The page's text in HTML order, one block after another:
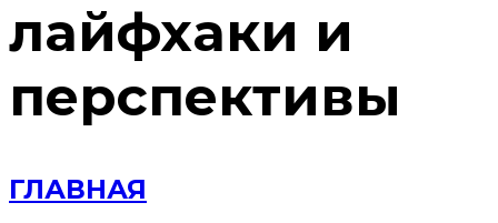
лайфхаки и
перспективы
ГЛАВНАЯ